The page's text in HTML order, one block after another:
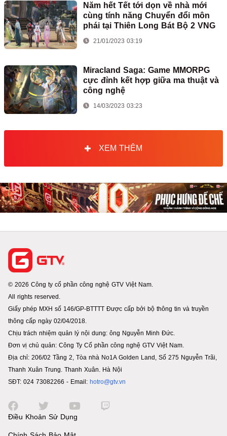
Năm hết Tết tới dọn về nhà mới
cùng tính năng Chuyển đổi môn
phái tại Thiên Long Bát Bộ 2 VNG
21/01/2023 03:19
Miracland Saga: Game MMORPG
cực đỉnh kết hợp giữa ma thuật và
công nghệ
14/03/2023 03:23
XEM THÊM
© 2026 Công ty cổ phần công nghệ GTV Việt Nam.
All rights reserved.
Giấy phép MXH số 146/GP-BTTTT Được cấp bởi bộ thông tin và truyền
thông cấp ngày 02/04/2018.
Chịu trách nhiệm quản lý nội dung: ông Nguyễn Minh Đức.
Đơn vị chủ quản: Công Ty Cổ phần công nghệ GTV Việt Nam.
Địa chỉ: 206/02 Tầng 2, Tòa nhà No1A Golden Land, Số 275 Nguyễn Trãi,
Thanh Xuân Trung. Thanh Xuân. Hà Nội
SĐT: 024 73082266 - Email: hotro@gtv.vn
Điều Khoản Sử Dụng